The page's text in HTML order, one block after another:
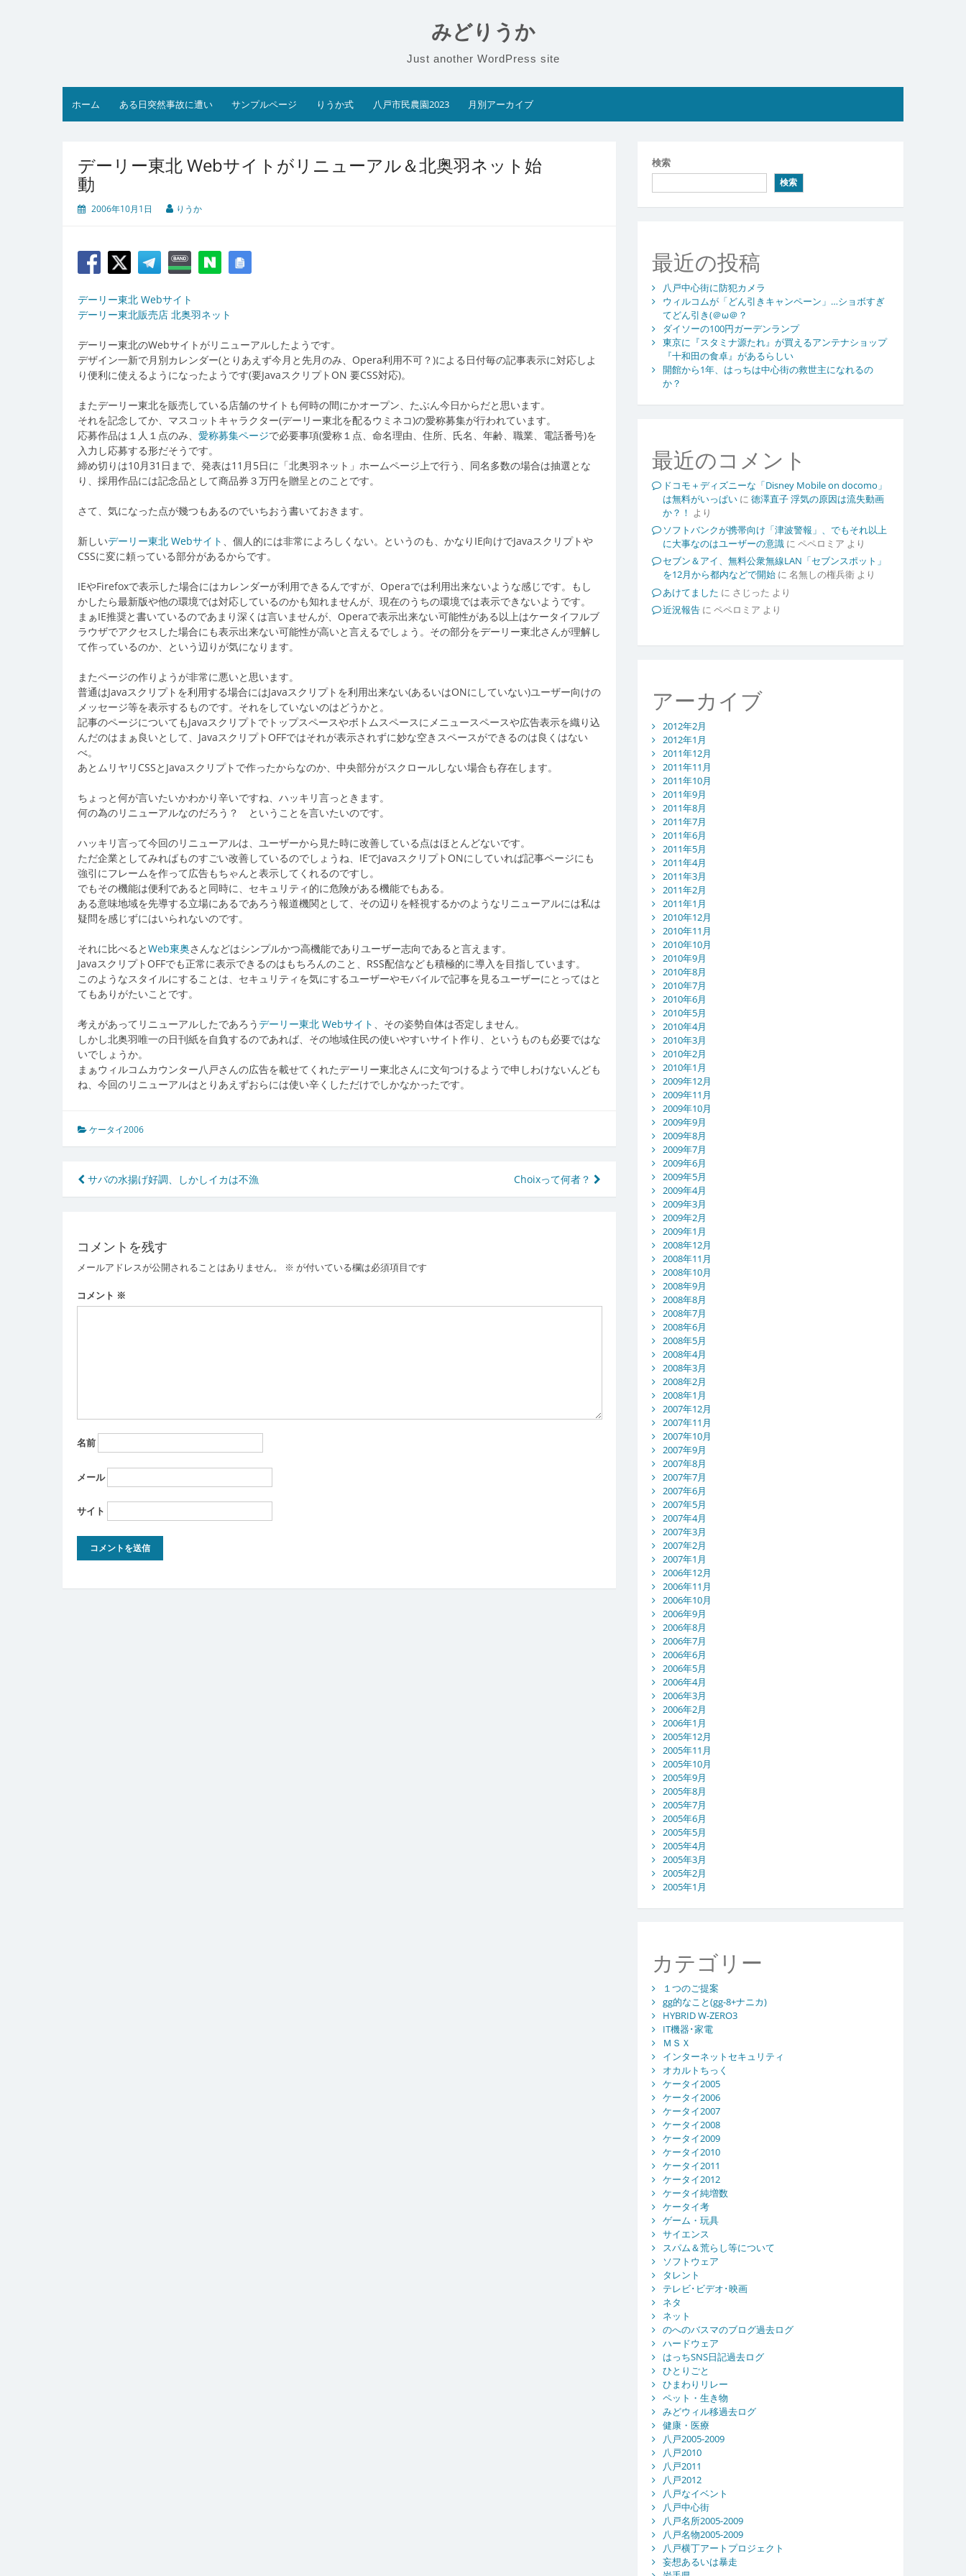
みどりうか
Just another WordPress site
ホーム ある日突然事故に遭い サンプルページ りうか式 八戸市民農園2023 月別アーカイブ
デーリー東北 Webサイトがリニューアル＆北奥羽ネット始
動
2006年10月1日 りうか
デーリー東北 Webサイト
デーリー東北販売店 北奥羽ネット
デーリー東北のWebサイトがリニューアルしたようです。
デザイン一新で月別カレンダー(とりあえず今月と先月のみ、Opera利用不可？)による日付毎の記事表示に対応しよ
り便利に使えるようになったようです(要JavaスクリプトON 要CSS対応)。
またデーリー東北を販売している店舗のサイトも何時の間にかオープン、たぶん今日からだと思います。
それを記念してか、マスコットキャラクター(デーリー東北を配るウミネコ)の愛称募集が行われています。
応募作品は１人１点のみ、 愛称募集ページで必要事項(愛称１点、命名理由、住所、氏名、年齢、職業、電話番号)を
入力し応募する形だそうです。
締め切りは10月31日まで、発表は11月5日に「北奥羽ネット」ホームページ上で行う、同名多数の場合は抽選とな
り、採用作品には記念品として商品券３万円を贈呈とのことです。
さて、気になった点が幾つもあるのでいちおう書いておきます。
新しいデーリー東北 Webサイト 、個人的には非常によろしくない。というのも、かなりIE向けでJavaスクリプトや
CSSに変に頼っている部分があるからです。
IEやFirefoxで表示した場合にはカレンダーが利用できるんですが、Operaでは利用出来ないような感じです。もし
かしたら最新版や他の環境では対応しているのかも知れませんが、現在のうちの環境では表示できないようです。
まぁIE推奨と書いているのであまり深くは言いませんが、Operaで表示出来ない可能性がある以上はケータイフルブ
ラウザでアクセスした場合にも表示出来ない可能性が高いと言えるでしょう。その部分をデーリー東北さんが理解し
て作っているのか、という辺りが気になります。
またページの作りようが非常に悪いと思います。
普通はJavaスクリプトを利用する場合にはJavaスクリプトを利用出来ない(あるいはONにしていない)ユーザー向けの
メッセージ等を表示するものです。それをしていないのはどうかと。
記事のページについてもJavaスクリプトでトップスペースやボトムスペースにメニュースペースや広告表示を織り込
んだのはまぁ良いとして、JavaスクリプトOFFではそれが表示されずに妙な空きスペースができるのは良くはない
べ。
あとムリヤリCSSとJavaスクリプトで作ったからなのか、中央部分がスクロールしない場合も存在します。
ちょっと何が言いたいかわかり辛いですね、ハッキリ言っときます。
何の為のリニューアルなのだろう？ ということを言いたいのです。
ハッキリ言って今回のリニューアルは、ユーザーから見た時に改善している点はほとんどないです。
ただ企業としてみればものすごい改善しているのでしょうね、IEでJavaスクリプトONにしていれば記事ページにも
強引にフレームを作って広告もちゃんと表示してくれるのですし。
でもその機能は便利であると同時に、セキュリティ的に危険がある機能でもある。
ある意味地域を先導する立場にあるであろう報道機関として、その辺りを軽視するかのようなリニューアルには私は
疑問を感じずにはいられないのです。
それに比べるとWeb東奥さんなどはシンプルかつ高機能でありユーザー志向であると言えます。
JavaスクリプトOFFでも正常に表示できるのはもちろんのこと、RSS配信なども積極的に導入を目指しています。
このようなスタイルにすることは、セキュリティを気にするユーザーやモバイルで記事を見るユーザーにとってはと
てもありがたいことです。
考えがあってリニューアルしたであろうデーリー東北 Webサイト 、その姿勢自体は否定しません。
しかし北奥羽唯一の日刊紙を自負するのであれば、その地域住民の使いやすいサイト作り、というものも必要ではな
いでしょうか。
まぁウィルコムカウンター八戸さんの広告を載せてくれたデーリー東北さんに文句つけるようで申しわけないんども
ね、今回のリニューアルはとりあえずおらには使い辛くしただけでしかなかったです。
ケータイ2006
投
稿
ビ
ゲ
ー
サバの水揚げ好調、しかしイカは不漁 Choixって何者？
コメントを残す
メールアドレスが公開されることはありません。 ※ が付いている欄は必須項目です
コメント ※
名前
メール
サイト
検索
検索
最近の投稿
八戸中心街に防犯カメラ
ウィルコムが「どん引きキャンペーン」…ショボすぎ
てどん引き(＠ω＠？
ダイソーの100円ガーデンランプ
東京に『スタミナ源たれ』が買えるアンテナショップ
『十和田の食卓』があるらしい
開館から1年、はっちは中心街の救世主になれるの
か？
最近のコメント
ドコモ＋ディズニーな「Disney Mobile on docomo」
は無料がいっぱいに 徳澤直子 浮気の原因は流失動画
か？！ より
ソフトバンクが携帯向け「津波警報」、でもそれ以上
に大事なのはユーザーの意識に ペペロミア より
セブン＆アイ、無料公衆無線LAN「セブンスポット」
を12月から都内などで開始に 名無しの権兵衛より
あけてました に さじった より
近況報告に ペペロミア より
アーカイブ
2012年2月
2012年1月
2011年12月
2011年11月
2011年10月
2011年9月
2011年8月
2011年7月
2011年6月
2011年5月
2011年4月
2011年3月
2011年2月
2011年1月
2010年12月
2010年11月
2010年10月
2010年9月
2010年8月
2010年7月
2010年6月
2010年5月
2010年4月
2010年3月
2010年2月
2010年1月
2009年12月
2009年11月
2009年10月
2009年9月
2009年8月
2009年7月
2009年6月
2009年5月
2009年4月
2009年3月
2009年2月
2009年1月
2008年12月
2008年11月
2008年10月
2008年9月
2008年8月
2008年7月
2008年6月
2008年5月
2008年4月
2008年3月
2008年2月
2008年1月
2007年12月
2007年11月
2007年10月
2007年9月
2007年8月
2007年7月
2007年6月
2007年5月
2007年4月
2007年3月
2007年2月
2007年1月
2006年12月
2006年11月
2006年10月
2006年9月
2006年8月
2006年7月
2006年6月
2006年5月
2006年4月
2006年3月
2006年2月
2006年1月
2005年12月
2005年11月
2005年10月
2005年9月
2005年8月
2005年7月
2005年6月
2005年5月
2005年4月
2005年3月
2005年2月
2005年1月
カテゴリー
１つのご提案
gg的なこと(gg-8+ナニカ)
HYBRID W-ZERO3
IT機器･家電
ＭＳＸ
インターネットセキュリティ
オカルトちっく
ケータイ2005
ケータイ2006
ケータイ2007
ケータイ2008
ケータイ2009
ケータイ2010
ケータイ2011
ケータイ2012
ケータイ純増数
ケータイ考
ゲーム・玩具
サイエンス
スパム＆荒らし等について
ソフトウェア
タレント
テレビ･ビデオ･映画
ネタ
ネット
のへのバスマのブログ過去ログ
ハードウェア
はっちSNS日記過去ログ
ひとりごと
ひまわりリレー
ペット・生き物
みどウィル移過去ログ
健康・医療
八戸2005-2009
八戸2010
八戸2011
八戸2012
八戸なイベント
八戸中心街
八戸名所2005-2009
八戸名物2005-2009
八戸横丁アートプロジェクト
妄想あるいは暴走